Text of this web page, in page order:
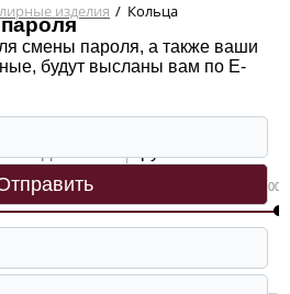
изделия / Кольца
161706.87 323264.00
смены пароля, а также ваши
будут высланы вам по E-